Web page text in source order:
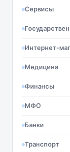
Сервисы
Интернет-
Медицина
Финансы
МФО
Банки
Транспорт